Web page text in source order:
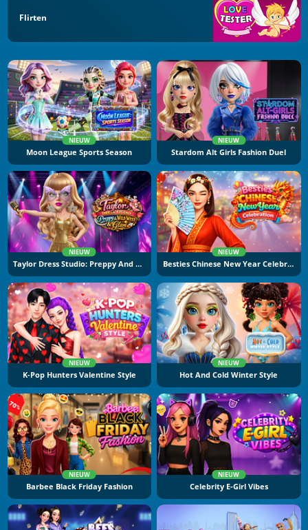
Flirten
NIEUW
Moon League Sports Season
NIEUW
Stardom Alt Girls Fashion Duel
NIEUW
Taylor Dress Studio: Preppy And Wild West Glam
NIEUW
Besties Chinese New Year Celebration
NIEUW
K-Pop Hunters Valentine Style
NIEUW
Hot And Cold Winter Style
NIEUW
Barbee Black Friday Fashion
NIEUW
Celebrity E-Girl Vibes